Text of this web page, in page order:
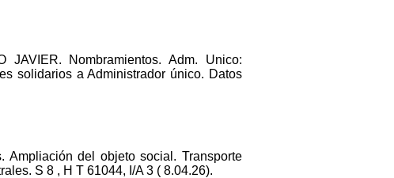
JAVIER. Nombramientos. Adm. Unico:
solidarios a Administrador único. Datos
Ampliación del objeto social. Transporte
S 8 , H T 61044, I/A 3 ( 8.04.26).